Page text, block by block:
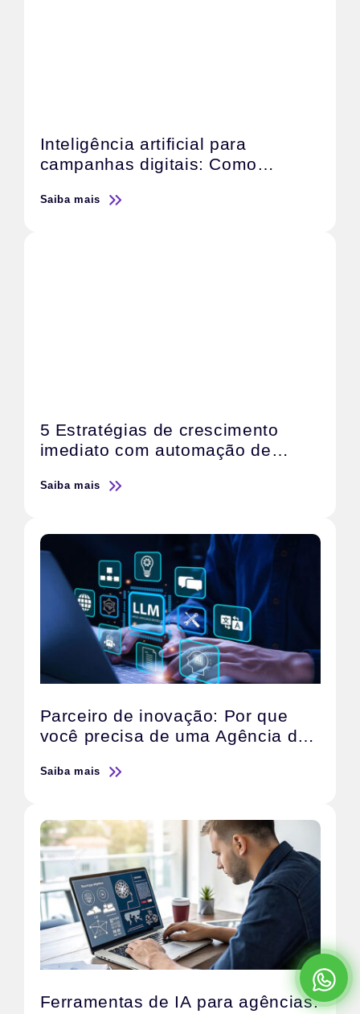
Inteligência artificial para
campanhas digitais: Como
investimento
Saiba mais
5 Estratégias de crescimento
imediato com automação de
Saiba mais
Parceiro de inovação: Por que
você precisa de uma Agência de
Saiba mais
Ferramentas de IA para agências: